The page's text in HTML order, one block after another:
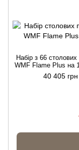
Набір з 66 столових
WMF Flame Plus на
40 405 грн